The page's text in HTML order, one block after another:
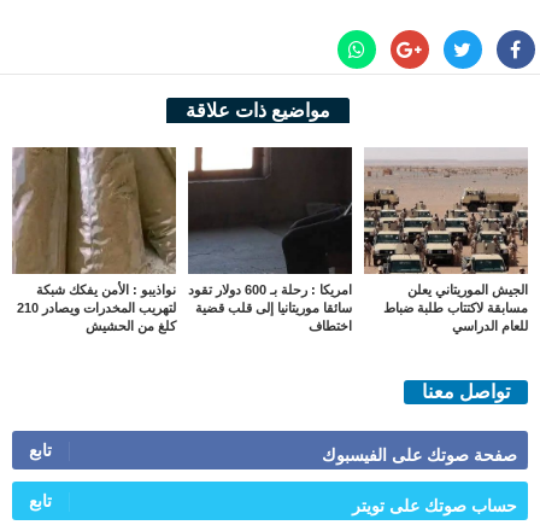
مواضيع ذات علاقة
الجيش الموريتاني يعلن
مسابقة لاكتتاب طلبة ضباط
للعام الدراسي
امريكا : رحلة بـ 600 دولار تقود
سائقا موريتانيا إلى قلب قضية
اختطاف
نواذيبو : الأمن يفكك شبكة
لتهريب المخدرات ويصادر 210
كلغ من الحشيش
تواصل معنا
صفحة صوتك على الفيسبوك تابع
حساب صوتك على تويتر تابع